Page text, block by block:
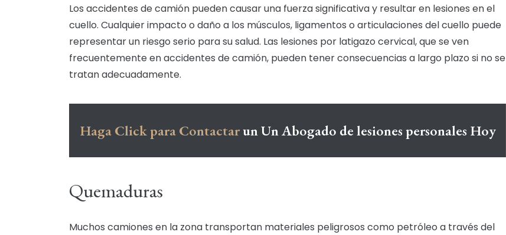
Los accidentes de camión pueden causar una fuerza significativa y resultar en lesiones en el
cuello. Cualquier impacto o daño a los músculos, ligamentos o articulaciones del cuello puede
representar un riesgo serio para su salud. Las lesiones por latigazo cervical, que se ven
frecuentemente en accidentes de camión, pueden tener consecuencias a largo plazo si no se
tratan adecuadamente.
Haga Click para Contactarun Un Abogado de lesiones personales Hoy
Quemaduras
Muchos camiones en la zona transportan materiales peligrosos como petróleo a través del